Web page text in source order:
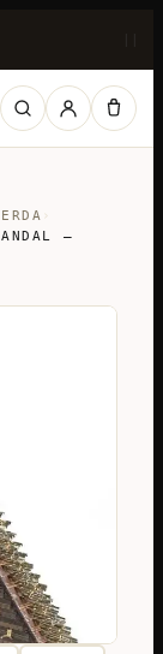
›
–